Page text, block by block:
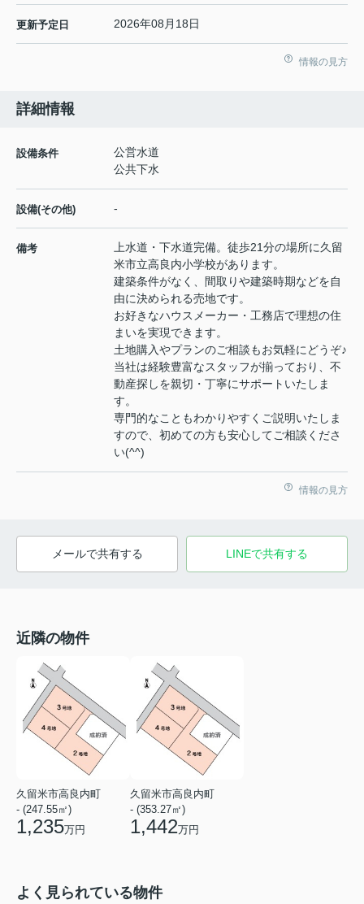
更新予定日 2026年08月18日
情報の見方
詳細情報
設備条件
公営水道
公共下水
設備(その他) -
備考
上水道・下水道完備。徒歩21分の場所に久留
米市立高良内小学校があります。
建築条件がなく、間取りや建築時期などを自
由に決められる売地です。
お好きなハウスメーカー・工務店で理想の住
まいを実現できます。
土地購入やプランのご相談もお気軽にどうぞ♪
当社は経験豊富なスタッフが揃っており、不
動産探しを親切・丁寧にサポートいたしま
す。
専門的なこともわかりやすくご説明いたしま
すので、初めての方も安心してご相談くださ
い(^^)
情報の見方
メールで共有する LINEで共有する
近隣の物件
久留米市高良内町
- (247.55㎡)
1,235万円
久留米市高良内町
- (353.27㎡)
1,442万円
よく見られている物件